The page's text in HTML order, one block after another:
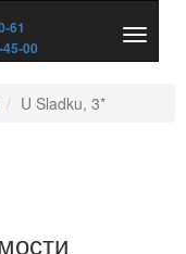
61
00
скрыть
U Sladku, 3*